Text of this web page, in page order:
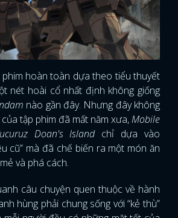
phim hoàn toàn dựa theo tiểu thuyết
nét hoài cổ nhất định không giống
nào gần đây. Nhưng đây không
tập phim đã mất năm xưa,Mobile
Doan's Island chỉ dựa vào
cũ” mà đã chế biến ra một món ăn
và phá cách.
câu chuyện quen thuộc về hành
hùng phải chung sống với “kẻ thù”